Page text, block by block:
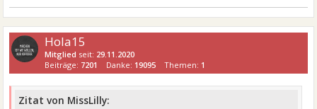
Hola15
Mitglied seit: 29.11.2020
Beiträge: 7201 Danke: 19095 Themen: 1
Zitat von MissLilly: